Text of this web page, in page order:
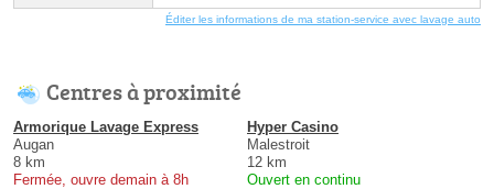
Éditer les informations de ma station-service avec lavage auto
Centres à proximité
Armorique Lavage Express
Augan
8 km
Fermée, ouvre demain à 8h
Hyper Casino
Malestroit
12 km
Ouvert en continu